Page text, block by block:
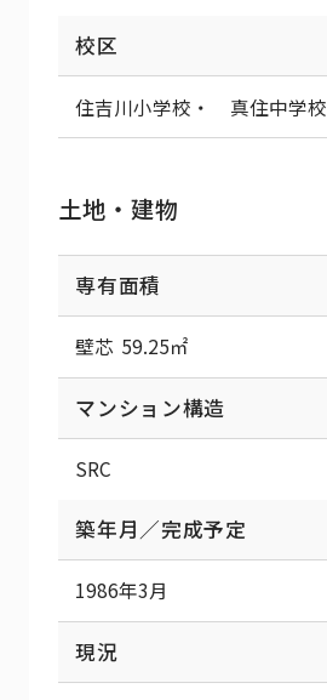
校区
住吉川小学校・ 真住中学校
土地・建物
専有面積
壁芯 59.25㎡
マンション構造
SRC
築年月／完成予定
1986年3月
現況